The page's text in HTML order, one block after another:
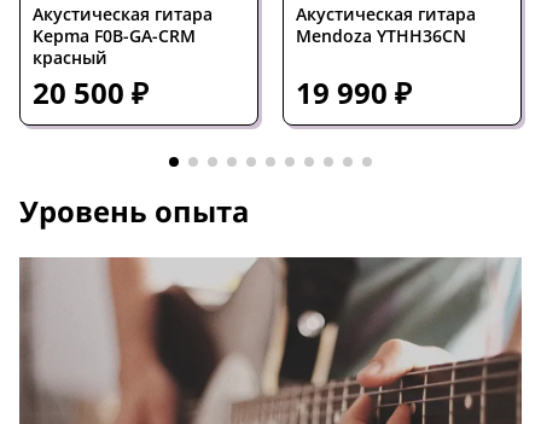
Акустическая гитара
Kepma F0B-GA-CRM
красный
20 500 ₽
Акустическая гитара
Mendoza YTHH36CN
19 990 ₽
Уровень опыта